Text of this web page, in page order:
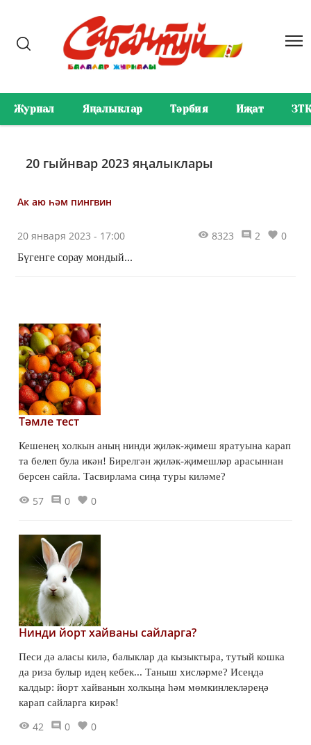
Журнал Яңалыклар Тәрбия Иҗат ЗТК
20 гыйнвар 2023 яңалыклары
Ак аю һәм пингвин
20 января 2023 - 17:00 8323 2 0
Бүгенге сорау мондый...
Тәмле тест
Кешенең холкын аның нинди җиләк-җимеш яратуына карап
та белеп була икән! Бирелгән җиләк-җимешләр арасыннан
берсен сайла. Тасвирлама сиңа туры киләме?
57 0 0
Нинди йорт хайваны сайларга?
Песи дә аласы килә, балыклар да кызыктыра, тутый кошка
да риза булыр идең кебек... Таныш хисләрме? Исеңдә
калдыр: йорт хайванын холкыңа һәм мөмкинлекләреңә
карап сайларга кирәк!
42 0 0